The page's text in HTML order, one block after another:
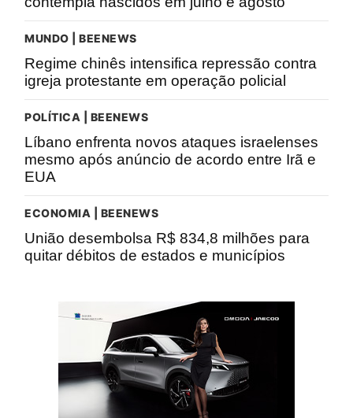
MUNDO | BEENEWS
Regime chinês intensifica repressão contra
igreja protestante em operação policial
POLÍTICA | BEENEWS
Líbano enfrenta novos ataques israelenses
mesmo após anúncio de acordo entre Irã e
EUA
ECONOMIA | BEENEWS
União desembolsa R$ 834,8 milhões para
quitar débitos de estados e municípios